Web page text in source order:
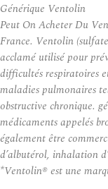
Générique Ventolin
Peut On Acheter Du
France. Ventolin
acclamé utilisé pour
difficultés respiratoires
maladies pulmonaires
obstructive chronique.
médicaments appelés
également être
d’albutérol, inhalation
*Ventolin® est une